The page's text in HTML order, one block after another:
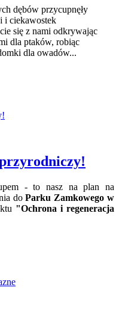
dębów przycupnęły
i ciekawostek
się z nami odkrywając
dla ptaków, robiąc
dla owadów...
- to nasz na plan na
doParku Zamkowego w
"Ochrona i regeneracja